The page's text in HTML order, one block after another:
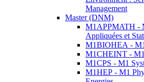
Management
Master (DNM)
M1APPMATH -
Appliquées et
M1BIOHEA -
M1CHEINT -
M1CPS - M1
M1HEP - M1